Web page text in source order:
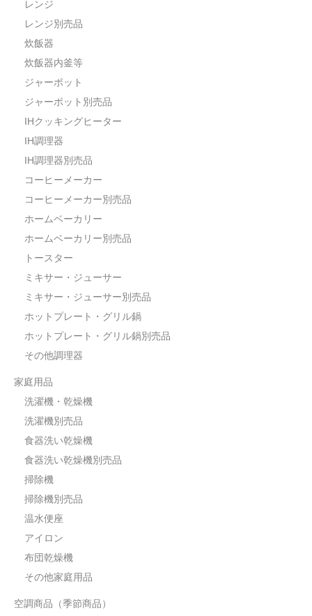
レンジ
レンジ別売品
炊飯器
炊飯器内釜等
ジャーポット
ジャーポット別売品
IHクッキングヒーター
IH調理器
IH調理器別売品
コーヒーメーカー
コーヒーメーカー別売品
ホームベーカリー
ホームベーカリー別売品
トースター
ミキサー・ジューサー
ミキサー・ジューサー別売品
ホットプレート・グリル鍋
ホットプレート・グリル鍋別売品
その他調理器
家庭用品
洗濯機・乾燥機
洗濯機別売品
食器洗い乾燥機
食器洗い乾燥機別売品
掃除機
掃除機別売品
温水便座
アイロン
布団乾燥機
その他家庭用品
空調商品（季節商品）